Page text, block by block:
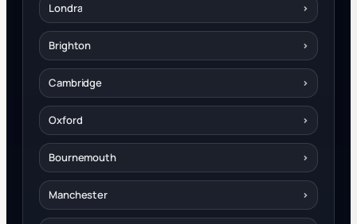
Londra ›
Brighton ›
Cambridge ›
Oxford ›
Bournemouth ›
Manchester ›